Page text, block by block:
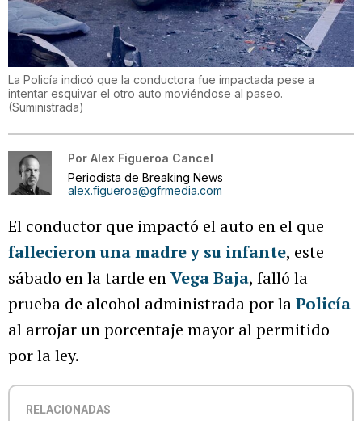
La Policía indicó que la conductora fue impactada pese a
intentar esquivar el otro auto moviéndose al paseo.
(Suministrada)
Por Alex Figueroa Cancel
Periodista de Breaking News
alex.figueroa@gfrmedia.com
El conductor que impactó el auto en el que
fallecieron una madre y su infante, este
sábado en la tarde enVega Baja, falló la
prueba de alcohol administrada por laPolicía
al arrojar un porcentaje mayor al permitido
por la ley.
RELACIONADAS